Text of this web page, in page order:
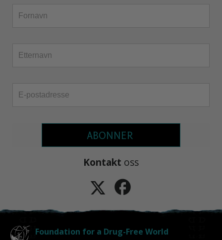
ABONNER
Kontakt oss
Foundation for a Drug-Free World